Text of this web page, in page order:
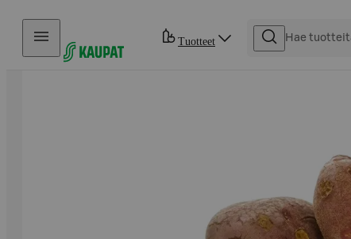
Hyppää sisältöön
Tuotteet